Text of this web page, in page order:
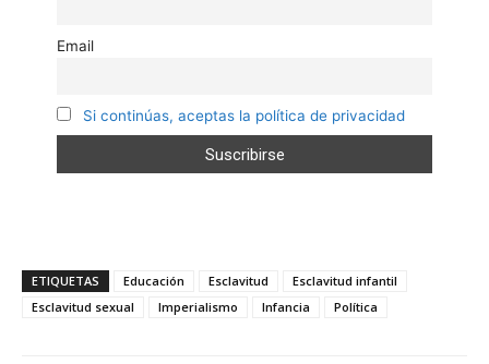
Email
Si continúas, aceptas la política de privacidad
ETIQUETAS Educación Esclavitud
Esclavitud infantil
Esclavitud sexual
Imperialismo Infancia Política